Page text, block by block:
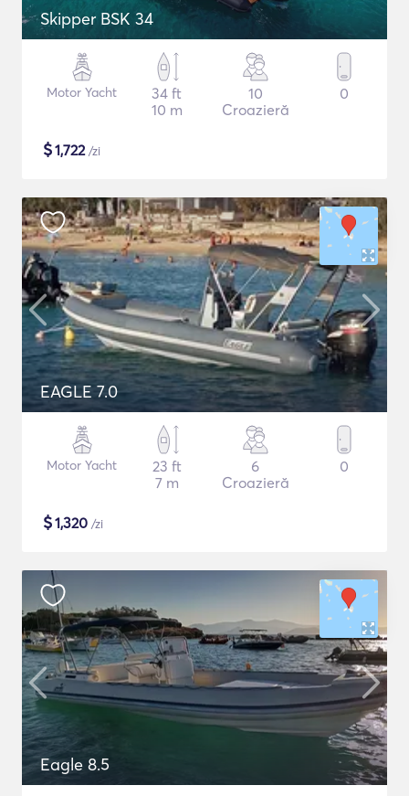
Skipper BSK 34
Motor Yacht
34 ft
10 m
10
Croazieră
0
$1,722/zi
EAGLE 7.0
Motor Yacht
23 ft
7 m
6
Croazieră
0
$1,320 /zi
Eagle 8.5